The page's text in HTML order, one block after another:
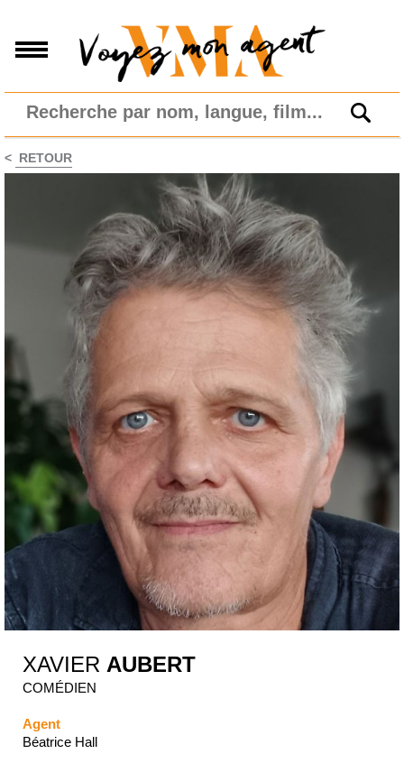
< RETOUR
XAVIER AUBERT
COMÉDIEN
Agent
Béatrice Hall